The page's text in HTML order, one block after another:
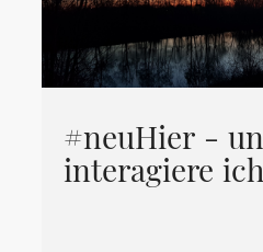
#neuHier -
interagiere